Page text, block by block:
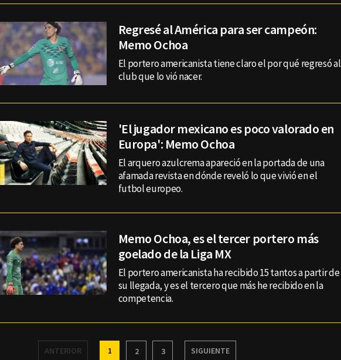
Regresé al América para ser campeón:
Memo Ochoa
El portero americanista tiene claro el por qué regresó al
club que lo vió nacer.
'El jugador mexicano es poco valorado en
Europa': Memo Ochoa
El arquero azulcrema apareció en la portada de una
afamada revista en dónde reveló lo que vivió en el
futbol europeo.
Memo Ochoa, es el tercer portero más
goelado de la Liga MX
El portero americanista ha recibido 15 tantos a partir de
su llegada, y es el tercero que más he recibido en la
competencia.
ANTERIOR 1 2 3 SIGUIENTE